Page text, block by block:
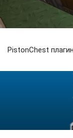
PistonChest